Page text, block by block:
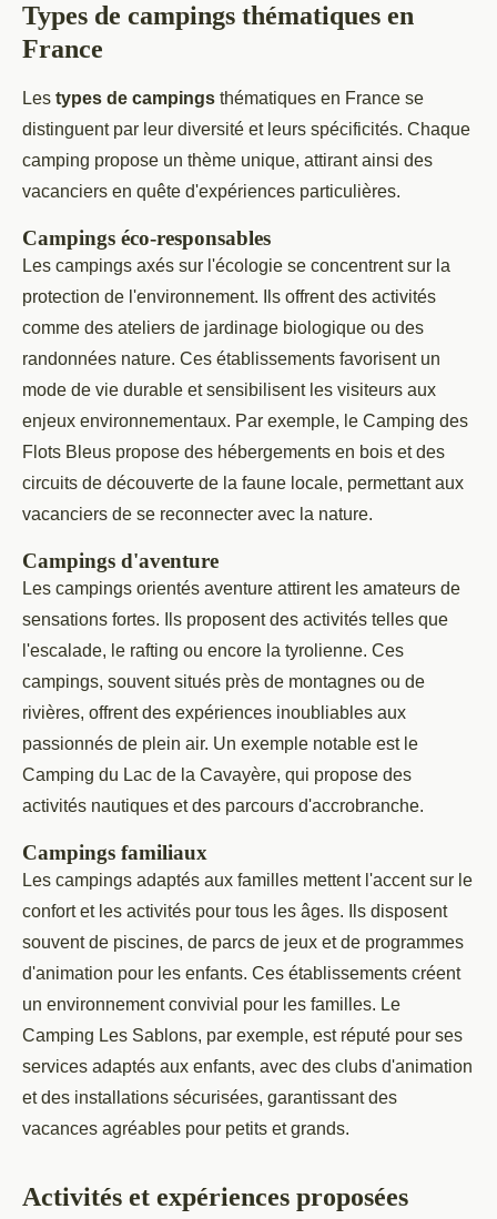
Types de campings thématiques en
France
Les types de campings thématiques en France se
distinguent par leur diversité et leurs spécificités. Chaque
camping propose un thème unique, attirant ainsi des
vacanciers en quête d'expériences particulières.
Campings éco-responsables
Les campings axés sur l'écologie se concentrent sur la
protection de l'environnement. Ils offrent des activités
comme des ateliers de jardinage biologique ou des
randonnées nature. Ces établissements favorisent un
mode de vie durable et sensibilisent les visiteurs aux
enjeux environnementaux. Par exemple, le Camping des
Flots Bleus propose des hébergements en bois et des
circuits de découverte de la faune locale, permettant aux
vacanciers de se reconnecter avec la nature.
Campings d'aventure
Les campings orientés aventure attirent les amateurs de
sensations fortes. Ils proposent des activités telles que
l'escalade, le rafting ou encore la tyrolienne. Ces
campings, souvent situés près de montagnes ou de
rivières, offrent des expériences inoubliables aux
passionnés de plein air. Un exemple notable est le
Camping du Lac de la Cavayère, qui propose des
activités nautiques et des parcours d'accrobranche.
Campings familiaux
Les campings adaptés aux familles mettent l'accent sur le
confort et les activités pour tous les âges. Ils disposent
souvent de piscines, de parcs de jeux et de programmes
d'animation pour les enfants. Ces établissements créent
un environnement convivial pour les familles. Le
Camping Les Sablons, par exemple, est réputé pour ses
services adaptés aux enfants, avec des clubs d'animation
et des installations sécurisées, garantissant des
vacances agréables pour petits et grands.
Activités et expériences proposées